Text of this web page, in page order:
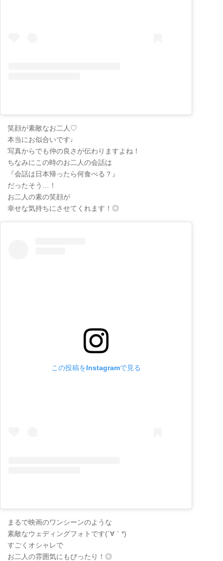
笑顔が素敵なお二人♡
本当にお似合いです♩
写真からでも仲の良さが伝わりますよね！
ちなみにこの時のお二人の会話は
『会話は日本帰ったら何食べる？』
だったそう…！
お二人の素の笑顔が
幸せな気持ちにさせてくれます！◎
この投稿をInstagramで見る
まるで映画のワンシーンのような
素敵なウェディングフォトです(´∀｀*)
すごくオシャレで
お二人の雰囲気にもぴったり！◎